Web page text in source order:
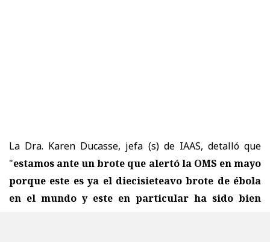
La Dra. Karen Ducasse, jefa (s) de IAAS, detalló que
"estamos ante un brote que alertó la OMS en mayo
porque este es ya el diecisieteavo brote de ébola
en el mundo y este en particular ha sido bien